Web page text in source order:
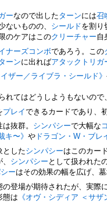
ーなので出したターンには召
ないものの、 シールドを割り
のケアはこのクリーチャー自
ナーズコンボであろう。この
ーンに出ればアタックトリガ
ザー／ライブラ・シールド》
れてはどうしようもないので
プレイできるカードであり、
抜群。 シンパシーで大幅な
キ〜》 やドラゴン・W・ブレ
としたシンパシーはこのカー
シンパシー として扱われた
ーはその効果の幅を広げ、
登場が期待されたが、実際
態は 《オヴ・シディア ＜サザ